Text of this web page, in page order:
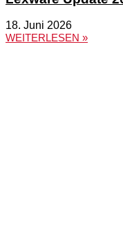
18. Juni 2026
WEITERLESEN »